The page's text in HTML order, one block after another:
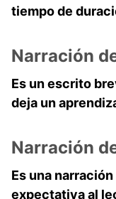
tiempo de
Narración
Es un escrito
deja un
Narración
Es una
expectativa al